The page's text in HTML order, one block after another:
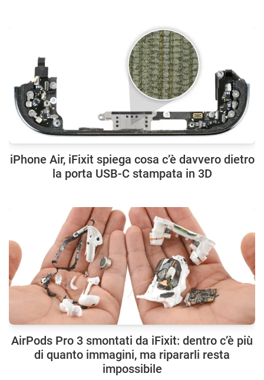
iPhone Air, iFixit spiega cosa c’è davvero dietro
la porta USB-C stampata in 3D
AirPods Pro 3 smontati da iFixit: dentro c’è più
di quanto immagini, ma ripararli resta
impossibile